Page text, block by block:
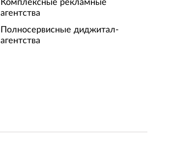
Комплексные рекламные
агентства
Полносервисные диджитал-
агентства